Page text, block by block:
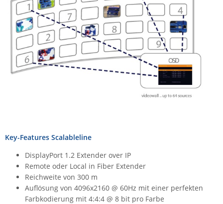
Key-Features Scalableline
DisplayPort 1.2 Extender over IP
Remote oder Local in Fiber Extender
Reichweite von 300 m
Auflösung von 4096x2160 @ 60Hz mit einer perfekten
Farbkodierung mit 4:4:4 @ 8 bit pro Farbe